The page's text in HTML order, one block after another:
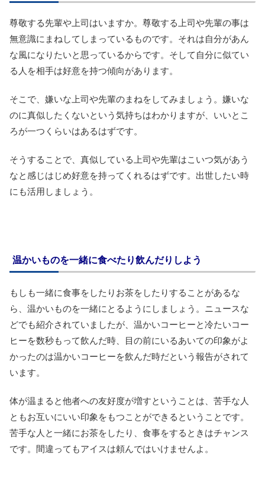
尊敬する先輩や上司はいますか。尊敬する上司や先輩の事は
無意識にまねしてしまっているものです。それは自分があん
な風になりたいと思っているからです。そして自分に似てい
る人を相手は好意を持つ傾向があります。
そこで、嫌いな上司や先輩のまねをしてみましょう。嫌いな
のに真似したくないという気持ちはわかりますが、いいとこ
ろが一つくらいはあるはずです。
そうすることで、真似している上司や先輩はこいつ気があう
なと感じはじめ好意を持ってくれるはずです。出世したい時
にも活用しましょう。
温かいものを一緒に食べたり飲んだりしよう
もしも一緒に食事をしたりお茶をしたりすることがあるな
ら、温かいものを一緒にとるようにしましょう。ニュースな
どでも紹介されていましたが、温かいコーヒーと冷たいコー
ヒーを数秒もって飲んだ時、目の前にいるあいての印象がよ
かったのは温かいコーヒーを飲んだ時だという報告がされて
います。
体が温まると他者への友好度が増すということは、苦手な人
ともお互いにいい印象をもつことができるということです。
苦手な人と一緒にお茶をしたり、食事をするときはチャンス
です。間違ってもアイスは頼んではいけませんよ。